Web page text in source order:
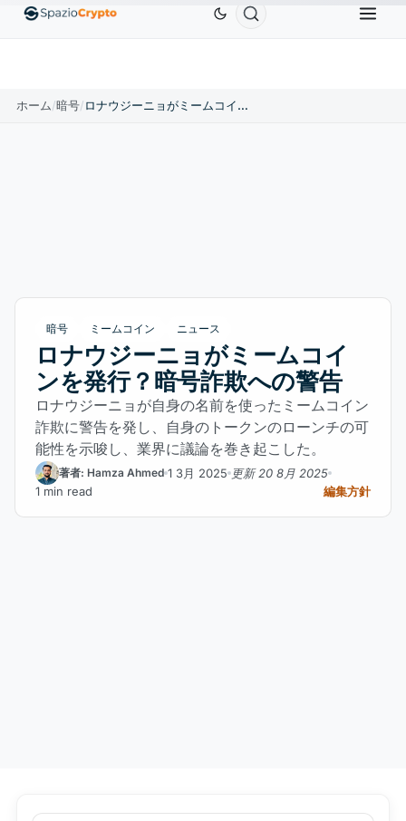
EthereumETH$1,880.58 TetherUSDT $0.9991 BNB
ホーム/暗号/ ロナウジーニョがミームコインを発行？暗号詐欺への警告
暗号 ミームコイン ニュース
ロナウジーニョがミームコイ
ンを発行？暗号詐欺への警告
ロナウジーニョが自身の名前を使ったミームコイン
詐欺に警告を発し、自身のトークンのローンチの可
能性を示唆し、業界に議論を巻き起こした。
著者: Hamza Ahmed 1 3月 2025 更新 20 8月 2025
1 min read
編集方針